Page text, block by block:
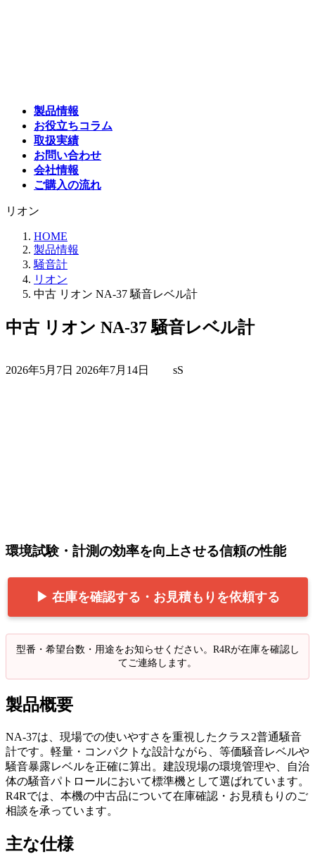
製品情報
お役立ちコラム
取扱実績
お問い合わせ
会社情報
ご購入の流れ
リオン
HOME
製品情報
騒音計
リオン
中古 リオン NA-37 騒音レベル計
中古 リオン NA-37 騒音レベル計
2026年5月7日 終
2026年7月14日 sS
環境試験・計測の効率を向上させる信頼の性能
▶ 在庫を確認する・お見積もりを依頼する
型番・希望台数・用途をお知らせください。R4Rが在庫を確認し
てご連絡します。
製品概要
NA-37は、現場での使いやすさを重視したクラス2普通騒音
計です。軽量・コンパクトな設計ながら、等価騒音レベルや
騒音暴露レベルを正確に算出。建設現場の環境管理や、自治
体の騒音パトロールにおいて標準機として選ばれています。
R4Rでは、本機の中古品について在庫確認・お見積もりのご
相談を承っています。
主な仕様